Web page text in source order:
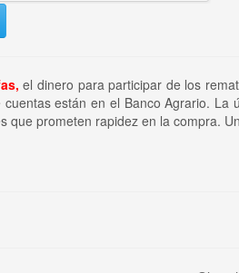
el dinero para participar de los
cuentas están en el Banco Agrario.
que prometen rapidez en la compra.